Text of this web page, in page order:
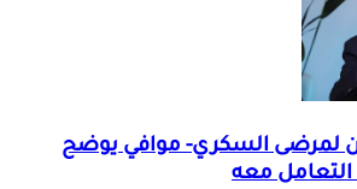
لمرضى السكري- موافي يوضح
معه